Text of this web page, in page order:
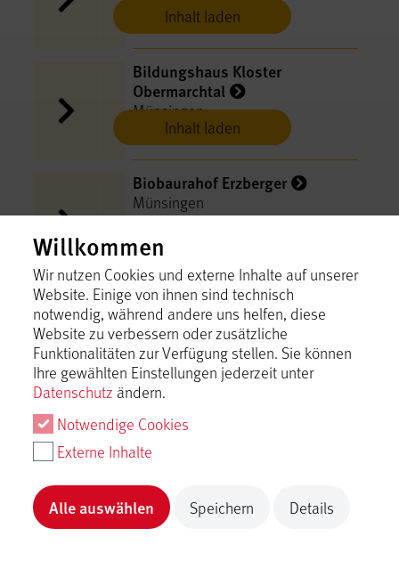
Inhalt laden
Inhalt laden
Bildungshaus Kloster
Obermarchtal
Münsingen
Biobaurahof Erzberger
Münsingen
Inhalt laden
Biolandhof Fauserhöhe
Münsingen
Biolandhof Maier | Eichberghof
Münsingen
Biolandhof Manz
Münsingen
Willkommen
Wir nutzen Cookies und externe Inhalte auf unserer
Website. Einige von ihnen sind technisch
notwendig, während andere uns helfen, diese
Website zu verbessern oder zusätzliche
Funktionalitäten zur Verfügung stellen. Sie können
Ihre gewählten Einstellungen jederzeit unter
Datenschutz ändern.
Notwendige Cookies
Externe Inhalte
Alle auswählen Speichern Details